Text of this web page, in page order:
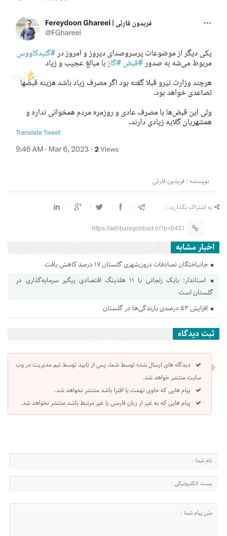
نویسنده : فریدون قارئی
به اشتراک بگذارید :
https://akhbaregonbad.ir/?p=6437
اخبار مشابه
جانباختگان تصادفات درون‌شهری گلستان ۱۷ درصد کاهش یافت
استاندار: بابک زنجانی با ۱۱ هلدینگ اقتصادی پیگیر سرمایه‌گذاری در
گلستان است
افزایش ۵۳ درصدی بارندگی‌ها در گلستان
ثبت دیدگاه
دیدگاه های ارسال شده توسط شما، پس از تایید توسط تیم مدیریت در وب
سایت منتشر خواهد شد.
پیام هایی که حاوی تهمت یا افترا باشد منتشر نخواهد شد.
پیام هایی که به غیر از زبان فارسی یا غیر مرتبط باشد منتشر نخواهد شد.